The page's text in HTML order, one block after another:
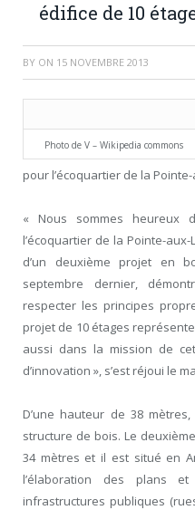
édifice de 10
BY ON 15 NOVEMBRE 2013
Photo de V – Wikipedia commons
pour l’écoquartier de la
« Nous sommes heureux
l’écoquartier de la Pointe-
d’un deuxième projet en
septembre dernier,
respecter les principes
projet de 10 étages
aussi dans la mission de
d’innovation », s’est réjoui le
D’une hauteur de 38
structure de bois. Le
34 mètres et il est situé en
l’élaboration des plans
infrastructures publiques